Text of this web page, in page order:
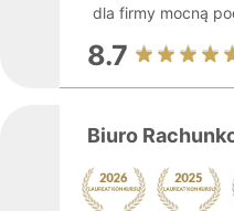
dla firmy mocną
8.7
Biuro